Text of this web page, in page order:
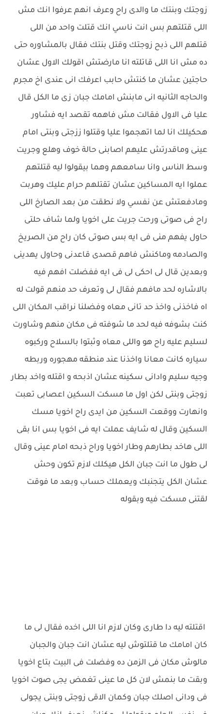
زوجتك وبنتك ما والدى راح وعرف انهم عرفوا انك مش
اللى قتلتهم بس انت ناسي انك قتلت واحد من اللى
قتلهم اللى ذبح زوجتك وقتل بنتك فقال بالمشاوره حتى
ده مش انا اللى قاتلته انا مارضتش اقولك الاول عشان
حاجتين عشان ما كنتش حابب اعرفك انى عندى اخ مجرم
والحاجه الثانيه انى مابنش امامك جبان زى ما الكل قال
عليا فى الاول فقالت مش فاهمه تقصد ايه فشاور
هحكيلك انا لما اتهجموا عليا وقتلوا ززجتى وبنتى امام
عينى وماقدرتش عليهم اصابنى حالة خوف وهلع وجريت
وسط الناس وانا سامعهم وهما بيقولوا ليه قتلتهم
عملوا ايه المساكين عشان تقتلهم حرام عليك وهربت
ومادفعتش عن نفسي ولا نطقت من بعد الصارخ اللى
راح فى صوتى ورحت جريت على اخويا ولما شاف حلتى
حاول يفهم منى فى ايه بس صوتى كان راح من الصريخ
والصادمه وماكنش فاهم قصدى قاعدنى وحاول يهدينى
وبعدين قال لى احكى لى فى ايه ففضلت افهم فيه
بالاشاره لحد مافهم فقال لى وتعرف حد منهم قولت له
اه فاخذنى واخذ حد تانى معاه وفضلنا نراقب المكان اللى
كنت بشوفه فيه لحد ما شوفته فى مكان منهم وشاورت
لسليم عليه راح هو واللى معاه وثبتوا بالسلاح وركبوه
سياره كانت معانا واخذنا عند منطقه مهجوره وربطه
وجيه سليم وادانى سكينه عشان اذبحه و اقتله واخد بطار
زوجتى وبنتى لكن اول ما مسكت السكين اعصابى تعبت
وانهارت ووقعت السكين من ايدى راح اخويا مسك
السكين وقال له شايف عملت ايه فى اخويا بس انا بقى
اللى هاخد بطارهم وطار اخويا وراح ذبحه امام عينى وقال
لى طول ما انت جبان الكل هيكلك لازم تكون وحش
عشان الكل يتجنبك ويعملك حساب وبعد ما فوقت
لقتنى مسكت فيه وبقوله
اقتلته ليه دا طارى وكان لازم انا اللى اخده فقال لى ما
كان امامك ما قتلتوش ليه عشان انت جبان والجبان
مالوش مكان فى الزمن ده وفضلت فى البيت بتاع اخويا
وبقت ما بنمش لان كل ما عينى تغمض يجى صوت اخويا
فى ودانى اصلك جبان وكمان الاقى زوجتى وبنتى يجولى